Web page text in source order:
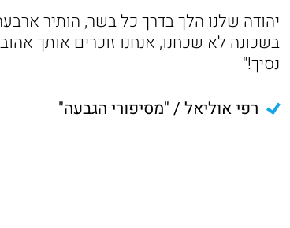
יהודה שלנו הלך בדרך כל בשר, הותיר
בשכונה לא שכחנו, אנחנו זוכרים אותך
נסיך!"
רפי אוליאל / "מסיפורי הגבעה"